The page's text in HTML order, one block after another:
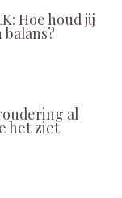
Hoe houd jij
al
het ziet